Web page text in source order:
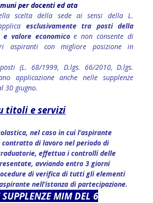
per docenti ed ata
scelta della sede ai sensi della L.
esclusivamente tra posti della
valore economicoe non consente di
aspiranti con migliore posizione in
(L. 68/1999, D.lgs. 66/2010, D.lgs.
applicazione anche nelle supplenze
30 giugno.
titoli e servizi
nel caso in cui l’aspirante
di lavoro nel periodo di
effettua i controlli delle
avviando entro 3 giorni
di verifica di tutti gli elementi
nell’istanza di partecipazione.
SUPPLENZE MIM DEL 6